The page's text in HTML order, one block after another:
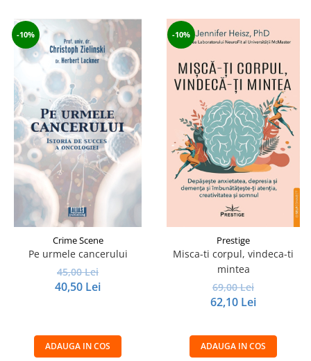
-10%
Crime Scene
Pe urmele cancerului
45,00 Lei
40,50 Lei
ADAUGA IN COS
-10%
Prestige
Misca-ti corpul, vindeca-ti
mintea
69,00 Lei
62,10 Lei
ADAUGA IN COS